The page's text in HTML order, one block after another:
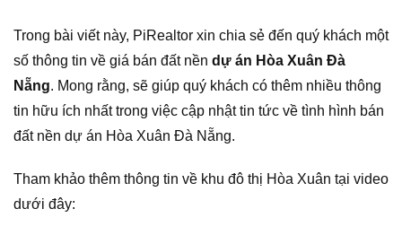
Trong bài viết này, PiRealtor xin chia sẻ đến quý khách một
số thông tin về giá bán đất nền dự án Hòa Xuân Đà
Nẵng. Mong rằng, sẽ giúp quý khách có thêm nhiều thông
tin hữu ích nhất trong việc cập nhật tin tức về tình hình bán
đất nền dự án Hòa Xuân Đà Nẵng.
Tham khảo thêm thông tin về khu đô thị Hòa Xuân tại video
dưới đây: